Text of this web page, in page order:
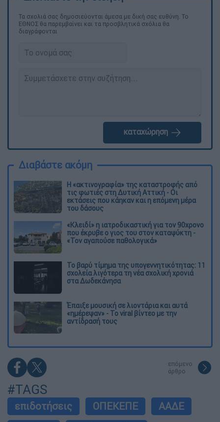
Τα σχολιά σας δημοσιεύονται άμεσα με δική σας ευθύνη. Το
ΕΘΝΟΣ θα παρεμβαίνει και τα προσβλητικά σχόλια θα
διαγράφονται
καταχώρηση
Διαβάστε ακόμη
Η «ακτινογραφία» της καταστροφής από
τις φωτιές στη Δυτική Αττική - Οι
εκτάσεις που κάηκαν και η επόμενη μέρα
του δάσους
«Κλειδί» η ιατροδικαστική για τον 90χρονο
που έκρυβε ο γιος του στον καταψύκτη -
«Τον αγαπούσε παθολογικά»
Το βαρύ τίμημα της υπογεννητικότητας: 11
σχολεία λιγότερα τη νέα σχολική χρονιά
στα Δωδεκάνησα
Έπαιξε μουσική σε λιοντάρια και αυτά
«ημέρεψαν» - Το viral βίντεο με την
αντίδρασή τους
επόμενο
άρθρο
#TAGS
επιδοτήσεις ΟΠΕΚΕΠΕ
ΑΑΔΕ